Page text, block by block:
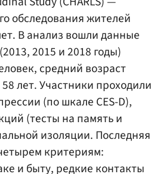
обследования жителей
В анализ вошли данные
2015 и 2018 годы)
средний возраст
лет. Участники проходили
(по шкале CES-D),
(тесты на память и
изоляции. Последняя
критериям:
и быту, редкие контакты